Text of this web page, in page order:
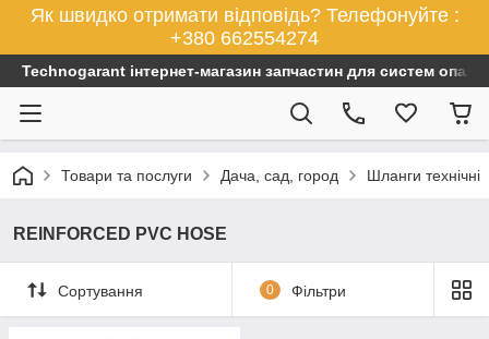
Як швидко отримати відповідь? Телефонуйте :
+380 662554274
Technogarant інтернет-магазин запчастин для систем
Товари та послуги Дача, сад, город Шланги технічні
REINFORCED PVC HOSE
Сортування 0 Фільтри